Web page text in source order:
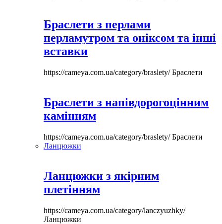
Браслети з перлами
перламутром та оніксом та інші
вставки
https://cameya.com.ua/category/braslety/Браслети
Браслети з напівдорогоцінним
камінням
https://cameya.com.ua/category/braslety/Браслети
Ланцюжки
Ланцюжки з якірним
плетінням
https://cameya.com.ua/category/lanczyuzhky/
Ланцюжки